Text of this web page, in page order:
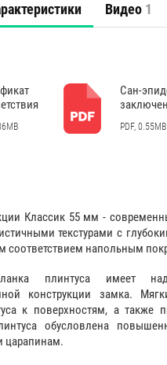
Видео 1
Сан-
PDF, 0.55MB
Классик 55 мм -
текстурами с
соответствием напольным
плинтуса имеет
конструкции замка.
к поверхностям, а также
обусловлена
царапинам.